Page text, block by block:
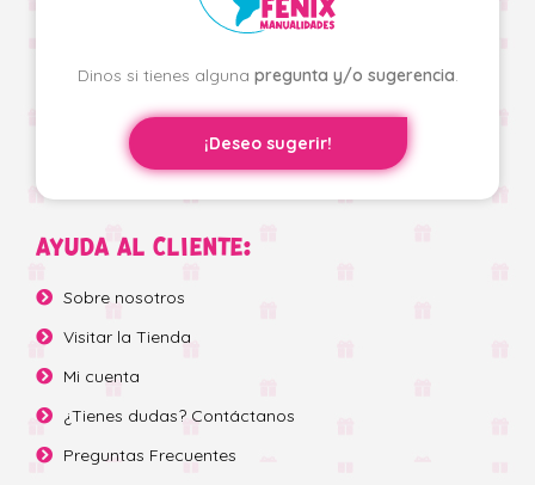
Dinos si tienes alguna pregunta y/o sugerencia.
¡Deseo sugerir!
AYUDA AL CLIENTE:
Sobre nosotros
Visitar la Tienda
Mi cuenta
¿Tienes dudas? Contáctanos
Preguntas Frecuentes